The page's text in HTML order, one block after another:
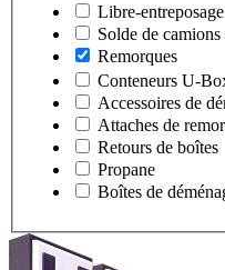
Libre-entreposage
Solde de
Remorques
Conteneurs U-
Accessoires de
Attaches de
Retours de boîtes
Propane
Boîtes de